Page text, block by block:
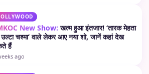
New Show: खत्म हुआ इंतजार! ‘तारक मेहता
चश्मा’ वाले लेकर आए नया शो, जानें कहां देख
हैं
ago